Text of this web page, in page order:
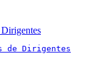
de Dirigentes